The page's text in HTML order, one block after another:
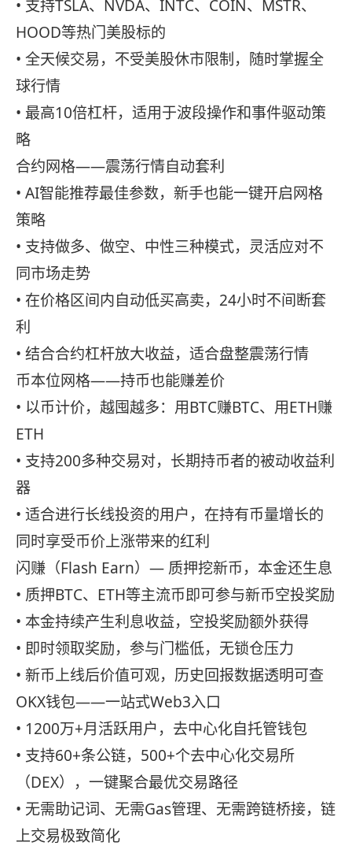
• 支持TSLA、NVDA、INTC、COIN、MSTR、
HOOD等热门美股标的
• 全天候交易，不受美股休市限制，随时掌握全
球行情
• 最高10倍杠杆，适用于波段操作和事件驱动策
略
合约网格——震荡行情自动套利
• AI智能推荐最佳参数，新手也能一键开启网格
策略
• 支持做多、做空、中性三种模式，灵活应对不
同市场走势
• 在价格区间内自动低买高卖，24小时不间断套
利
• 结合合约杠杆放大收益，适合盘整震荡行情
币本位网格——持币也能赚差价
• 以币计价，越囤越多：用BTC赚BTC、用ETH赚
ETH
• 支持200多种交易对，长期持币者的被动收益利
器
• 适合进行长线投资的用户，在持有币量增长的
同时享受币价上涨带来的红利
闪赚（Flash Earn）— 质押挖新币，本金还生息
• 质押BTC、ETH等主流币即可参与新币空投奖励
• 本金持续产生利息收益，空投奖励额外获得
• 即时领取奖励，参与门槛低，无锁仓压力
• 新币上线后价值可观，历史回报数据透明可查
OKX钱包——一站式Web3入口
• 1200万+月活跃用户，去中心化自托管钱包
• 支持60+条公链，500+个去中心化交易所
（DEX），一键聚合最优交易路径
• 无需助记词、无需Gas管理、无需跨链桥接，链
上交易极致简化